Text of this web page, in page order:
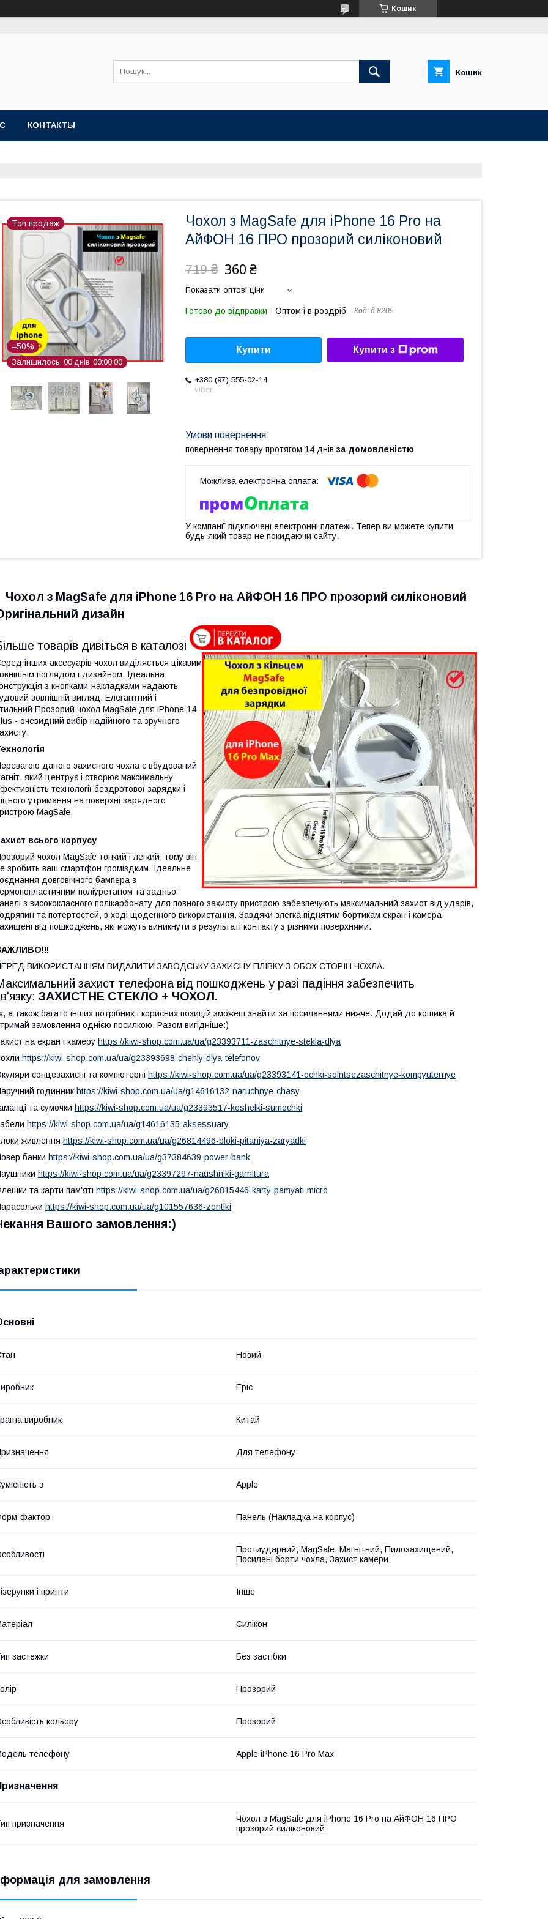
Кошик
Кошик
КОНТАКТЫ
Топ продаж
–50%
Залишилось 00 днів 00 00 00
Чохол з MagSafe для iPhone 16 Pro на
АйФОН 16 ПРО прозорий силіконовий
719 ₴ 360 ₴
Показати оптові ціни
Готово до відправки Оптом і в роздріб Код: д 8205
Купити Купити з
+380 (97) 555-02-14
viber
повернення товару протягом 14 днів за домовленістю
У компанії підключені електронні платежі. Тепер ви можете купити
будь-який товар не покидаючи сайту.
Чохол з MagSafe для iPhone 16 Pro на АйФОН 16 ПРО прозорий силіконовий
дизайн
товарів дивіться в каталозі
інших аксесуарів чохол виділяється цікавим
поглядом і дизайном. Ідеальна
з кнопками-накладками надають
зовнішній вигляд. Елегантний і
Прозорий чохол MagSafe для iPhone 14
- очевидний вибір надійного та зручного
даного захисного чохла є вбудований
який центрує і створює максимальну
технології бездротової зарядки і
утримання на поверхні зарядного
MagSafe.
всього корпусу
чохол MagSafe тонкий і легкий, тому він
зробить ваш смартфон громіздким. Ідеальне
довговічного бампера з
поліуретаном та задньої
з висококласного полікарбонату для повного захисту пристрою забезпечують максимальний захист від ударів,
та потертостей, в ході щоденного використання. Завдяки злегка піднятим бортикам екран і камера
від пошкоджень, які можуть виникнути в результаті контакту з різними поверхнями.
ВИКОРИСТАННЯМ ВИДАЛИТИ ЗАВОДСЬКУ ЗАХИСНУ ПЛІВКУ З ОБОХ СТОРІН ЧОХЛА.
захист телефона від пошкоджень у разі падіння забезпечить
ЗАХИСТНЕ СТЕКЛО + ЧОХОЛ.
а також багато інших потрібних і корисних позицій зможеш знайти за посиланнями нижче. Додай до кошика й
замовлення однією посилкою. Разом вигідніше:)
на екран і камеру https://kiwi-shop.com.ua/ua/g23393711-zaschitnye-stekla-dlya
https://kiwi-shop.com.ua/ua/g23393698-chehly-dlya-telefonov
сонцезахисні та компютерні https://kiwi-shop.com.ua/ua/g23393141-ochki-solntsezaschitnye-kompyuternye
годинник https://kiwi-shop.com.ua/ua/g14616132-naruchnye-chasy
та сумочки https://kiwi-shop.com.ua/ua/g23393517-koshelki-sumochki
https://kiwi-shop.com.ua/ua/g14616135-aksessuary
живлення https://kiwi-shop.com.ua/ua/g26814496-bloki-pitaniya-zaryadki
банки https://kiwi-shop.com.ua/ua/g37384639-power-bank
https://kiwi-shop.com.ua/ua/g23397297-naushniki-garnitura
та карти пам'яті https://kiwi-shop.com.ua/ua/g26815446-karty-pamyati-micro
https://kiwi-shop.com.ua/ua/g101557636-zontiki
Вашого замовлення:)
Новий
Epic
виробник Китай
Для телефону
з Apple
фактор Панель (Накладка на корпус)
Протиударний, MagSafe, Магнітний, Пилозахищений,
Посилені борти чохла, Захист камери
і принти Інше
Силікон
застежки Без застібки
Прозорий
кольору Прозорий
телефону Apple iPhone 16 Pro Max
призначення
Чохол з MagSafe для iPhone 16 Pro на АйФОН 16 ПРО
прозорий силіконовий
для замовлення